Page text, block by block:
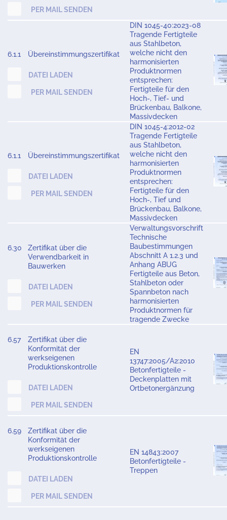
PER MAIL SENDEN
6.1.1 Übereinstimmungszertifikat
DATEI LADEN
PER MAIL SENDEN
DIN 1045-40:2023-08
Tragende Fertigteile
aus Stahlbeton,
welche nicht den
harmonisierten
Produktnormen
entsprechen:
Fertigteile für den
Hoch-, Tief- und
Brückenbau, Balkone,
Massivdecken
6.1.1 Übereinstimmungszertifikat
DATEI LADEN
PER MAIL SENDEN
DIN 1045-4:2012-02
Tragende Fertigteile
aus Stahlbeton,
welche nicht den
harmonisierten
Produktnormen
entsprechen:
Fertigteile für den
Hoch-, Tief und
Brückenbau, Balkone,
Massivdecken
6.30
Zertifikat über die
Verwendbarkeit in
Bauwerken
DATEI LADEN
PER MAIL SENDEN
Verwaltungsvorschrift
Technische
Baubestimmungen
Abschnitt A 1.2.3 und
Anhang ABUG
Fertigteile aus Beton,
Stahlbeton oder
Spannbeton nach
harmonisierten
Produktnormen für
tragende Zwecke
6.57
Zertifikat über die
Konformität der
werkseigenen
Produktionskontrolle
DATEI LADEN
PER MAIL SENDEN
EN
13747:2005/A2:2010
Betonfertigteile -
Deckenplatten mit
Ortbetonergänzung
6.59
Zertifikat über die
Konformität der
werkseigenen
Produktionskontrolle
DATEI LADEN
PER MAIL SENDEN
EN 14843:2007
Betonfertigteile -
Treppen